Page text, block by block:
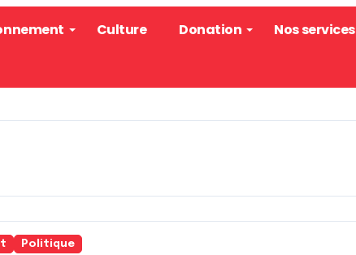
Culture Donation Nos services
Politique